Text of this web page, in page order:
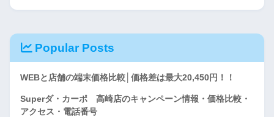
Popular Posts
WEBと店舗の端末価格比較│価格差は最大20,450円！！
Superダ・カーポ 高崎店のキャンペーン情報・価格比較・
アクセス・電話番号